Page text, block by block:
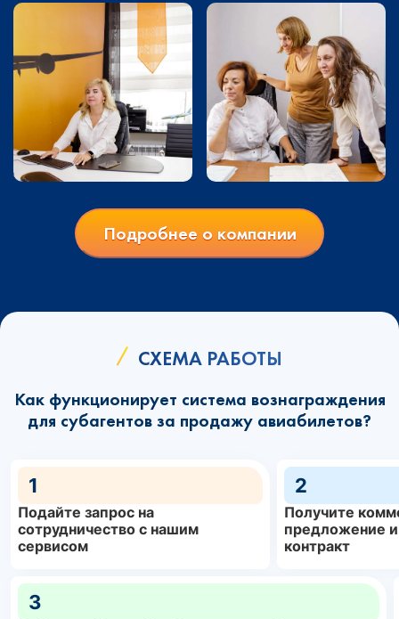
Подробнее о компании
СХЕМА РАБОТЫ
Как функционирует система вознаграждения
для субагентов за продажу авиабилетов?
1
Подайте запрос на
сотрудничество с нашим
сервисом
2
Получите
предложение
контракт
3